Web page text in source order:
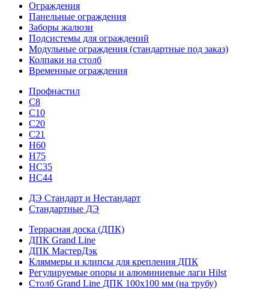
Ограждения
Панельные ограждения
Заборы жалюзи
Подсистемы для ограждений
Модульные ограждения (стандартные под заказ)
Колпаки на столб
Временные ограждения
Профнастил
С8
С10
С20
С21
H60
H75
HС35
НС44
ДЭ Стандарт и Нестандарт
Стандартные ДЭ
Террасная доска (ДПК)
ДПК Grand Line
ДПК МастерДэк
Кляммеры и клипсы для крепления ДПК
Регулируемые опоры и алюминиевые лаги Hilst
Столб Grand Line ДПК 100х100 мм (на трубу)